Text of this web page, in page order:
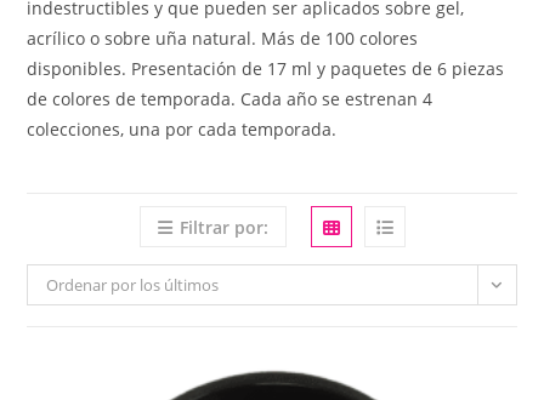
indestructibles y que pueden ser aplicados sobre gel,
acrílico o sobre uña natural. Más de 100 colores
disponibles. Presentación de 17 ml y paquetes de 6 piezas
de colores de temporada. Cada año se estrenan 4
colecciones, una por cada temporada.
Filtrar por:
Ordenar por los últimos